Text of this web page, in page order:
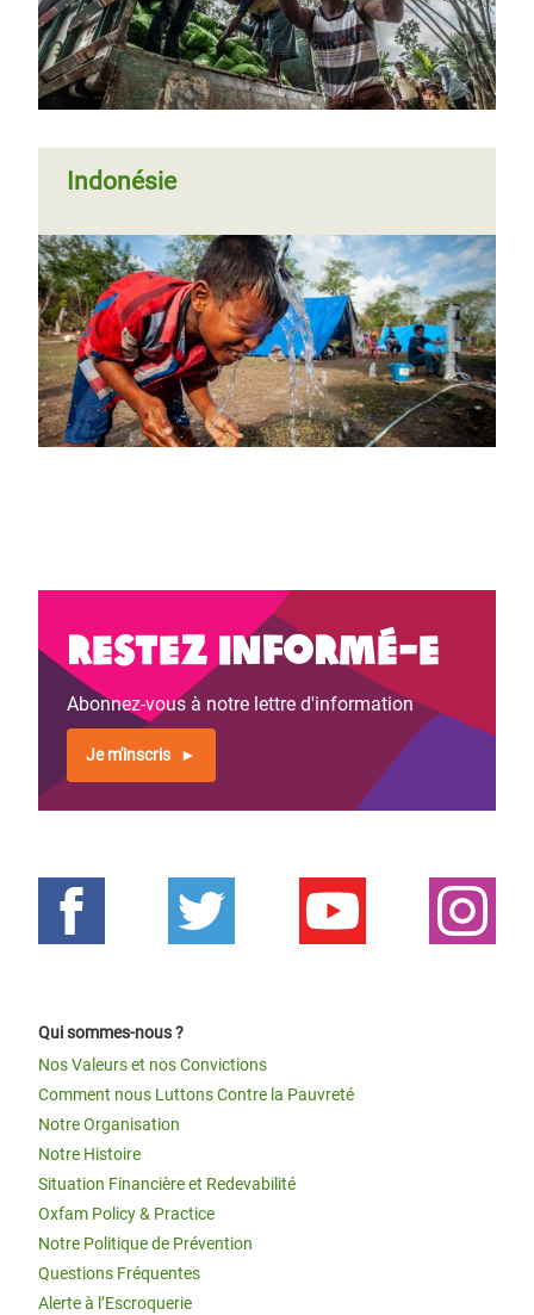
Indonésie
Restez informé-e
Abonnez-vous à notre lettre d'information
Je m'inscris
Qui sommes-nous ?
Nos Valeurs et nos Convictions
Comment nous Luttons Contre la Pauvreté
Notre Organisation
Notre Histoire
Situation Financière et Redevabilité
Oxfam Policy & Practice
Notre Politique de Prévention
Questions Fréquentes
Alerte à l’Escroquerie